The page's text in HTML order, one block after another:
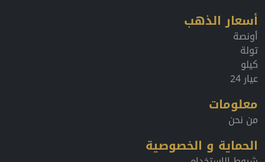
أسعار الذهب
أونصة
تولة
كيلو
عيار 24
معلومات
من نحن
الحماية و الخصوصية